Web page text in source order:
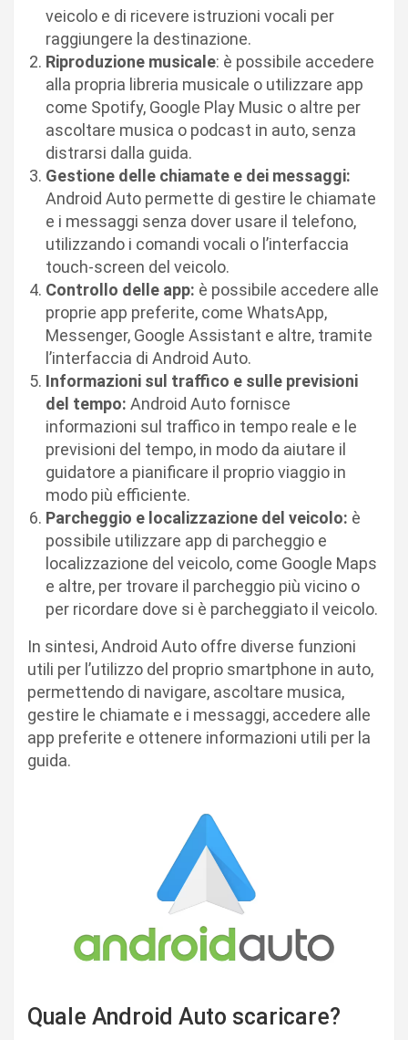
veicolo e di ricevere istruzioni vocali per
raggiungere la destinazione.
Riproduzione musicale: è possibile accedere
alla propria libreria musicale o utilizzare app
come Spotify, Google Play Music o altre per
ascoltare musica o podcast in auto, senza
distrarsi dalla guida.
Gestione delle chiamate e dei messaggi:
Android Auto permette di gestire le chiamate
e i messaggi senza dover usare il telefono,
utilizzando i comandi vocali o l’interfaccia
touch-screen del veicolo.
Controllo delle app: è possibile accedere alle
proprie app preferite, come WhatsApp,
Messenger, Google Assistant e altre, tramite
l’interfaccia di Android Auto.
Informazioni sul traffico e sulle previsioni
del tempo: Android Auto fornisce
informazioni sul traffico in tempo reale e le
previsioni del tempo, in modo da aiutare il
guidatore a pianificare il proprio viaggio in
modo più efficiente.
Parcheggio e localizzazione del veicolo: è
possibile utilizzare app di parcheggio e
localizzazione del veicolo, come Google Maps
e altre, per trovare il parcheggio più vicino o
per ricordare dove si è parcheggiato il veicolo.
In sintesi, Android Auto offre diverse funzioni
utili per l’utilizzo del proprio smartphone in auto,
permettendo di navigare, ascoltare musica,
gestire le chiamate e i messaggi, accedere alle
app preferite e ottenere informazioni utili per la
guida.
Quale Android Auto scaricare?